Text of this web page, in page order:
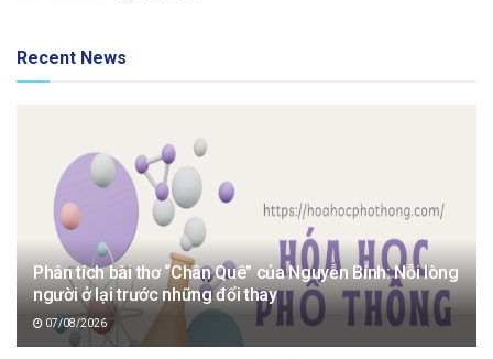
Recent News
Phân tích bài thơ “Chân Quê” của Nguyễn Bính: Nỗi lòng
người ở lại trước những đổi thay
07/08/2026